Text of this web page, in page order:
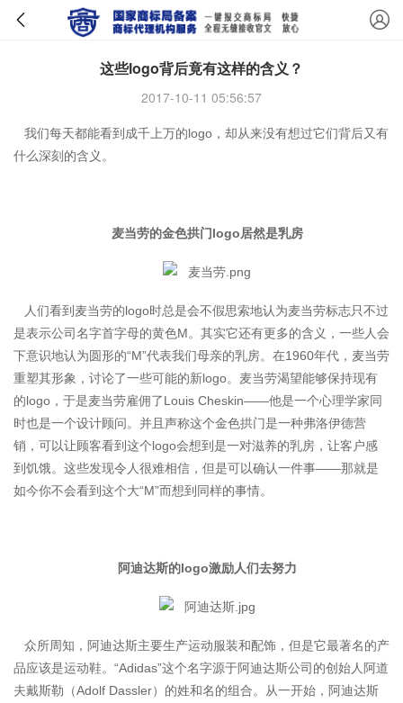
这些logo背后竟有这样的含义？
2017-10-11 05:56:57
我们每天都能看到成千上万的logo，却从来没有想过它们背后又有
什么深刻的含义。
麦当劳的金色拱门logo居然是乳房
人们看到麦当劳的logo时总是会不假思索地认为麦当劳标志只不过
是表示公司名字首字母的黄色M。其实它还有更多的含义，一些人会
下意识地认为圆形的“M”代表我们母亲的乳房。在1960年代，麦当劳
重塑其形象，讨论了一些可能的新logo。麦当劳渴望能够保持现有
的logo，于是麦当劳雇佣了Louis Cheskin——他是一个心理学家同
时也是一个设计顾问。并且声称这个金色拱门是一种弗洛伊德营
销，可以让顾客看到这个logo会想到是一对滋养的乳房，让客户感
到饥饿。这些发现令人很难相信，但是可以确认一件事——那就是
如今你不会看到这个大“M”而想到同样的事情。
阿迪达斯的logo激励人们去努力
众所周知，阿迪达斯主要生产运动服装和配饰，但是它最著名的产
品应该是运动鞋。“Adidas”这个名字源于阿迪达斯公司的创始人阿道
夫戴斯勒（Adolf Dassler）的姓和名的组合。从一开始，阿迪达斯